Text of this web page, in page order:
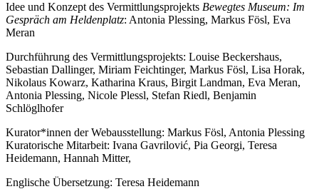
Idee und Konzept des Vermittlungsprojekts Bewegtes Museum: Im
Gespräch am Heldenplatz: Antonia Plessing, Markus Fösl, Eva
Meran
Durchführung des Vermittlungsprojekts: Louise Beckershaus,
Sebastian Dallinger, Miriam Feichtinger, Markus Fösl, Lisa Horak,
Nikolaus Kowarz, Katharina Kraus, Birgit Landman, Eva Meran,
Antonia Plessing, Nicole Plessl, Stefan Riedl, Benjamin
Schlöglhofer
Kurator*innen der Webausstellung: Markus Fösl, Antonia Plessing
Kuratorische Mitarbeit: Ivana Gavrilović, Pia Georgi, Teresa
Heidemann, Hannah Mitter,
Englische Übersetzung: Teresa Heidemann